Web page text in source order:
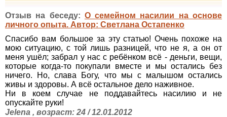
Отзыв на беседу: О семейном насилии на основе
личного опыта. Автор: Светлана Остапенко
Спасибо вам большое за эту статью! Очень похоже на
мою ситуацию, с той лишь разницей, что не я, а он от
меня ушёл; забрал у нас с ребёнком всё - деньги, вещи,
которые когда-то покупали вместе и мы остались без
ничего. Но, слава Богу, что мы с малышом остались
живы и здоровы. А всё остальное дело наживное.
Ни в коем случае не поддавайтесь насилию и не
опускайте руки!
Jelena , возраст: 24 / 12.01.2012